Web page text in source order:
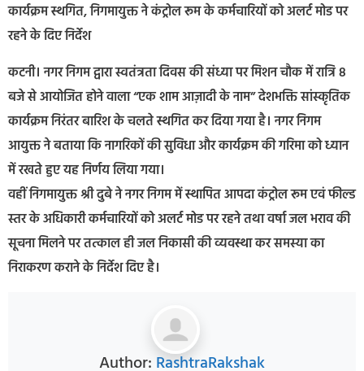
कार्यक्रम स्थगित, निगमायुक्त ने कंट्रोल रूम के कर्मचारियों को अलर्ट मोड पर
रहने के दिए निर्देश
कटनी। नगर निगम द्वारा स्वतंत्रता दिवस की संध्या पर मिशन चौक में रात्रि 8
बजे से आयोजित होने वाला “एक शाम आज़ादी के नाम” देशभक्ति सांस्कृतिक
कार्यक्रम निरंतर बारिश के चलते स्थगित कर दिया गया है। नगर निगम
आयुक्त ने बताया कि नागरिकों की सुविधा और कार्यक्रम की गरिमा को ध्यान
में रखते हुए यह निर्णय लिया गया।
वहीं निगमायुक्त श्री दुबे ने नगर निगम में स्थापित आपदा कंट्रोल रूम एवं फील्ड
स्तर के अधिकारी कर्मचारियों को अलर्ट मोड पर रहने तथा वर्षा जल भराव की
सूचना मिलने पर तत्काल ही जल निकासी की व्यवस्था कर समस्या का
निराकरण कराने के निर्देश दिए है।
Author: RashtraRakshak